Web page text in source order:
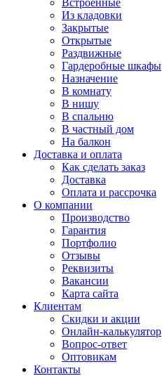
Встроенные
Из кладовки
Закрытые
Открытые
Раздвижные
Гардеробные шкафы
Назначение
В комнату
В нишу
В спальню
В частный дом
На балкон
Доставка и оплата
Как сделать заказ
Доставка
Оплата и рассрочка
О компании
Производство
Гарантия
Портфолио
Отзывы
Реквизиты
Вакансии
Карта сайта
Клиентам
Скидки и акции
Онлайн-калькулятор
Вопрос-ответ
Оптовикам
Контакты